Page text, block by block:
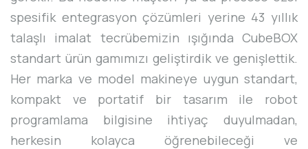
spesifik entegrasyon çözümleri yerine 43 yıllık
talaşlı imalat tecrübemizin ışığında CubeBOX
standart ürün gamımızı geliştirdik ve genişlettik.
Her marka ve model makineye uygun standart,
kompakt ve portatif bir tasarım ile robot
programlama bilgisine ihtiyaç duyulmadan,
herkesin kolayca öğrenebileceği ve